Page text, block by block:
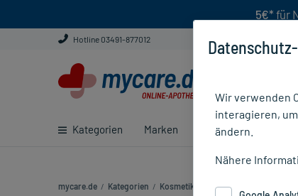
5€* für
Hotline 03491-877012
Kategorien Marken Ratgeber
mycare.de / Kategorien / Kosmetik Hand- und
Wir verwenden
interagieren,
ändern.
Nähere